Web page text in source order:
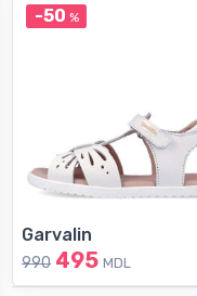
-50 %
Garvalin
990 495 MDL